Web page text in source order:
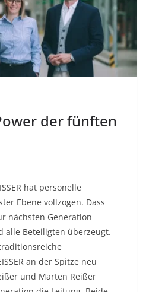
der fünften
hat personelle
Ebene vollzogen. Dass
nächsten Generation
alle Beteiligten überzeugt.
an der Spitze neu
und Marten Reißer